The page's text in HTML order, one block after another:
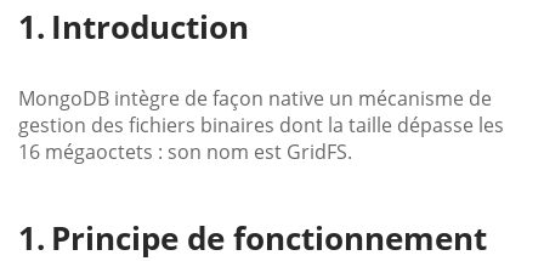
Introduction
MongoDB intègre de façon native un mécanisme de
gestion des fichiers binaires dont la taille dépasse les
16 mégaoctets : son nom est GridFS.
Principe de fonctionnement